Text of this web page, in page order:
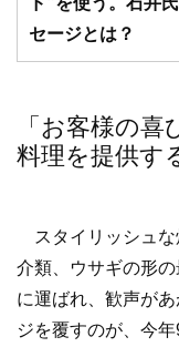
セージとは？
「お客様の喜
料理を提供す
スタイリッシュな
介類、ウサギの形
に運ばれ、歓声が
ジを覆すのが、今